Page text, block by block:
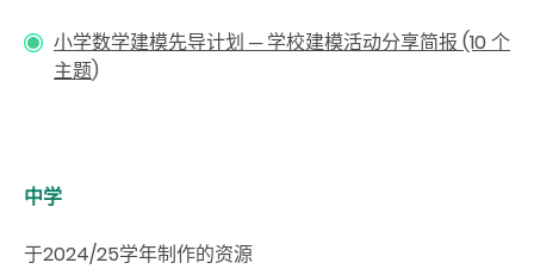
小学数学建模先导计划 ─ 学校建模活动分享简报 (10 个
主题)
中学
于2024/25学年制作的资源